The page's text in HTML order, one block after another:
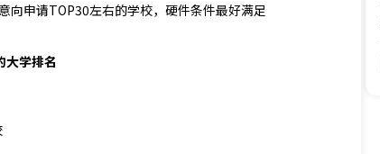
向申请TOP30左右的学校，硬件条件最好满足
大学排名